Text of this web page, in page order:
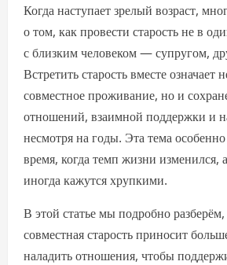
Когда наступает зрелый возраст,
о том, как провести старость не в
с близким человеком — супругом,
Встретить старость вместе означает
совместное проживание, но и
отношений, взаимной поддержки и
несмотря на годы. Эта тема
время, когда темп жизни изменился,
иногда кажутся хрупкими.
В этой статье мы подробно
совместная старость приносит
наладить отношения, чтобы